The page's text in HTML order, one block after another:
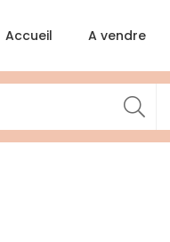
Accueil A vendre